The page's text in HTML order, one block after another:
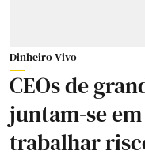
Dinheiro Vivo
CEOs de
juntam-se
trabalhar